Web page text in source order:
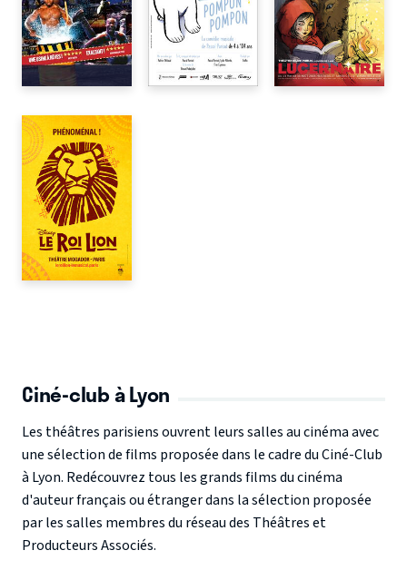
Ciné-club à Lyon
Les théâtres parisiens ouvrent leurs salles au cinéma avec
une sélection de films proposée dans le cadre du Ciné-Club
à Lyon. Redécouvrez tous les grands films du cinéma
d'auteur français ou étranger dans la sélection proposée
par les salles membres du réseau des Théâtres et
Producteurs Associés.